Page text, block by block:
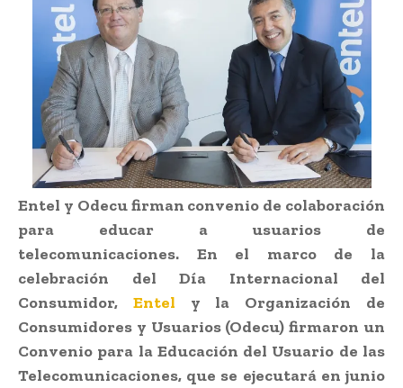
Entel y Odecu firman convenio de colaboración
para educar a usuarios de
telecomunicaciones. En el marco de la
celebración del Día Internacional del
Consumidor, Entel y la Organización de
Consumidores y Usuarios (Odecu) firmaron un
Convenio para la Educación del Usuario de las
Telecomunicaciones, que se ejecutará en junio